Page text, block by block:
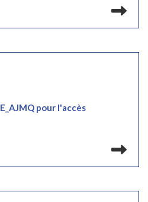
pour l'accès